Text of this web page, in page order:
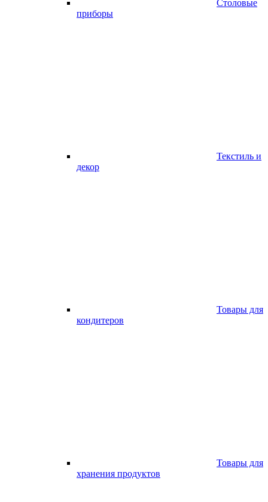
Столовые
приборы
Текстиль и
декор
Товары для
кондитеров
Товары для
хранения продуктов